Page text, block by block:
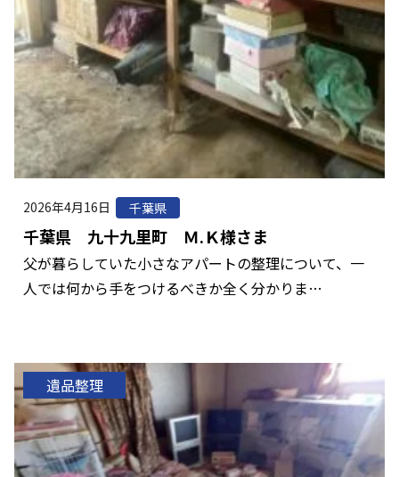
2026年4月16日 千葉県
千葉県 九十九里町 Ｍ.Ｋ様さま
父が暮らしていた小さなアパートの整理について、一
人では何から手をつけるべきか全く分かりま…
遺品整理